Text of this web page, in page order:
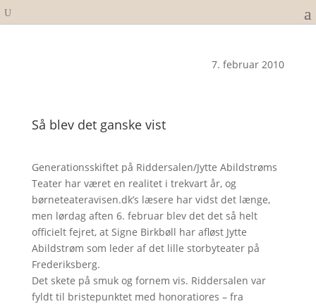
7. februar 2010
Så blev det ganske vist
Generationsskiftet på Riddersalen/Jytte Abildstrøms
Teater har været en realitet i trekvart år, og
børneteateravisen.dk’s læsere har vidst det længe,
men lørdag aften 6. februar blev det det så helt
officielt fejret, at Signe Birkbøll har afløst Jytte
Abildstrøm som leder af det lille storbyteater på
Frederiksberg.
Det skete på smuk og fornem vis. Riddersalen var
fyldt til bristepunktet med honoratiores – fra